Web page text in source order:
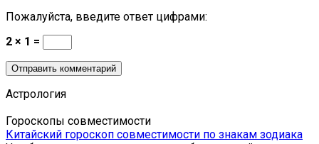
Пожалуйста, введите ответ цифрами:
2 × 1 =
Астрология
Гороскопы совместимости
Китайский гороскоп совместимости по знакам зодиака